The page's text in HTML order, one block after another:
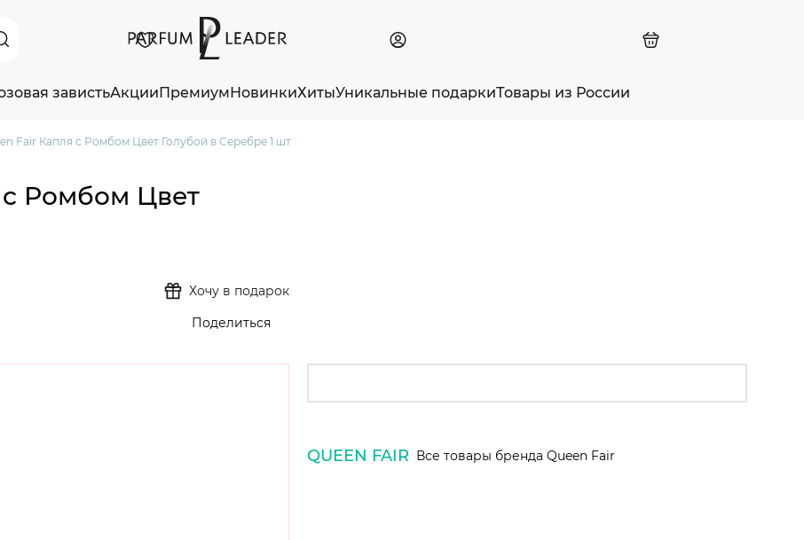
завистьАкцииПремиумНовинкиХитыУникальные подаркиТовары из России
Fair Капля с Ромбом Цвет Голубой в Серебре 1 шт
Ромбом Цвет
Хочу в подарок
Поделиться
QUEEN FAIR Все товары бренда Queen Fair